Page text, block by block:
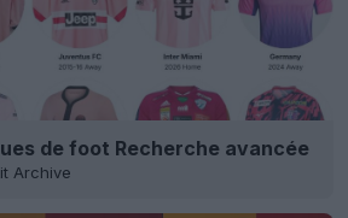
de foot Recherche avancée
Archive